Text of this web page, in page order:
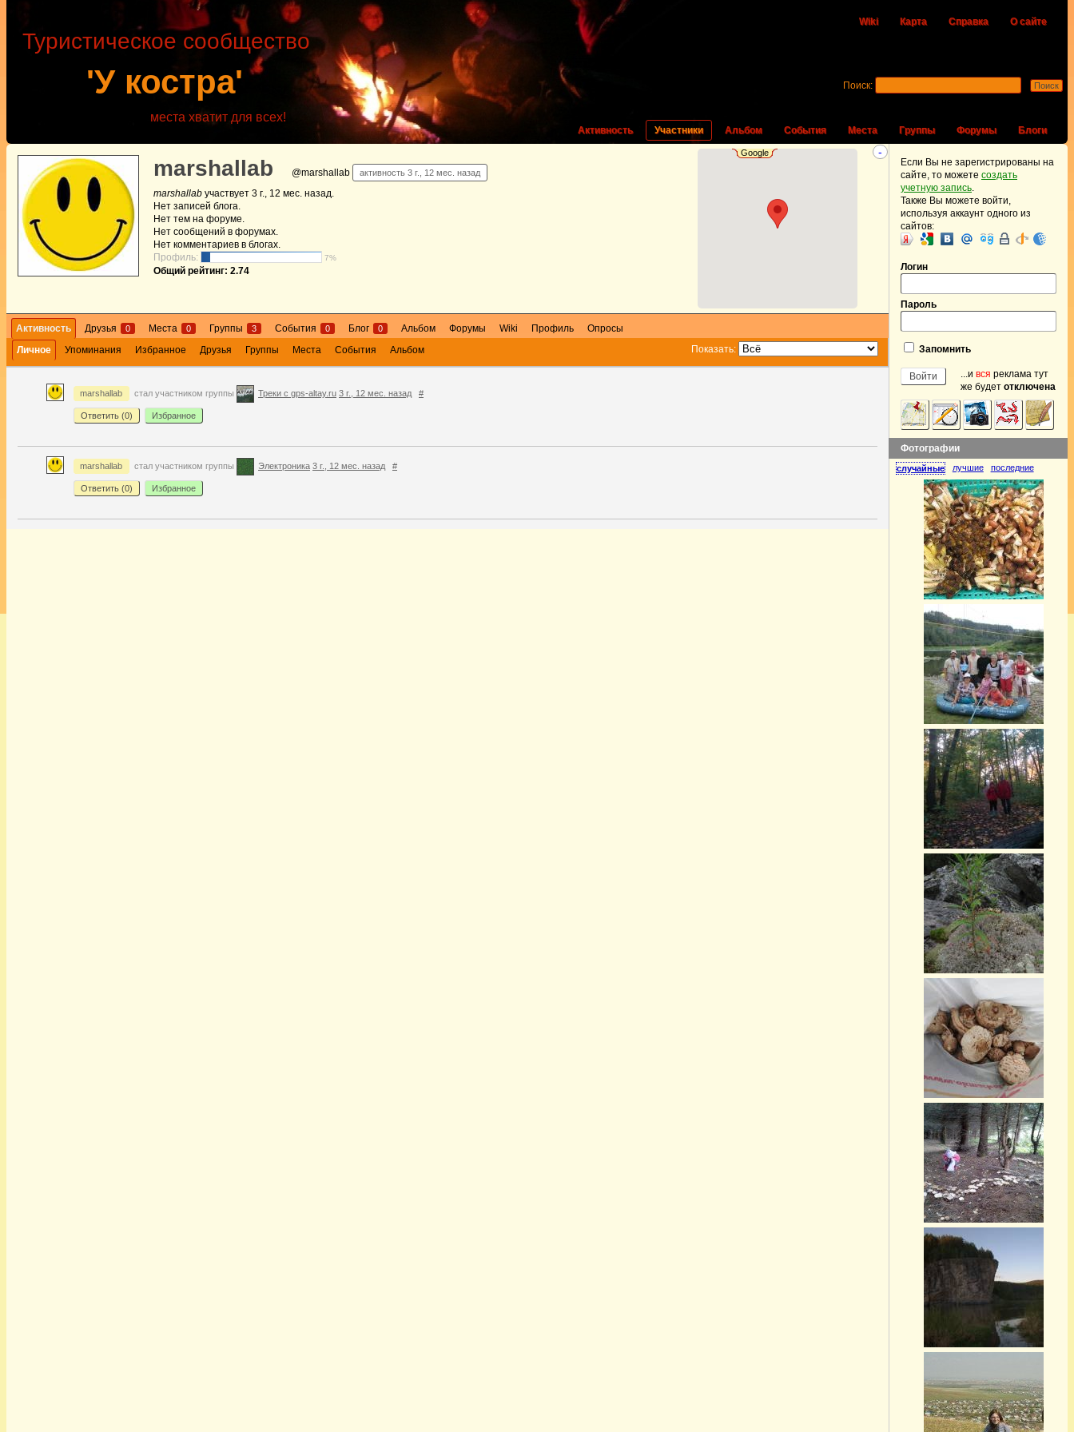
Wiki Карта Справка О сайте
'У костра'
Туристическое сообщество
места хватит для всех!
Активность Участники Альбом События Места Группы Форумы Блоги
Поиск:
-
Google
marshallab @marshallab активность 3 г., 12 мес. назад
marshallab участвует 3 г., 12 мес. назад.
Нет записей блога.
Нет тем на форуме.
Нет сообщений в форумах.
Нет комментариев в блогах.
Профиль:
7%
Общий рейтинг: 2.74
Активность Друзья 0 Места 0 Группы 3 События 0 Блог 0 Альбом Форумы Wiki Профиль
Опросы
Личное
Упоминания Избранное Друзья Группы Места События Альбом Показать:
marshallab стал участником группы Треки с gps-altay.ru 3 г., 12 мес. назад #
Ответить (0) Избранное
marshallab стал участником группы Электроника 3 г., 12 мес. назад #
Ответить (0) Избранное
Если Вы не зарегистрированы на
сайте, то можете создать
учетную запись.
Также Вы можете войти,
используя аккаунт одного из
сайтов:
Логин
Пароль
Запомнить
...и вся реклама тут
же будет отключена
Фотографии
случайные лучшие последние